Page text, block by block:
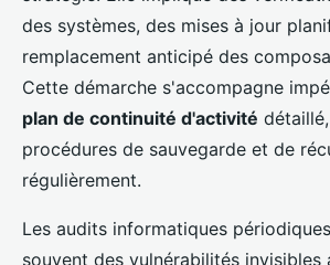
des systèmes, des mises à jour
remplacement anticipé des
Cette démarche s'accompagne
plan de continuité d'activité
procédures de sauvegarde et de
régulièrement.
Les audits informatiques
souvent des vulnérabilités invisibles